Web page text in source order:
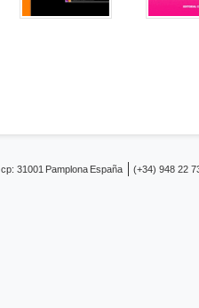
cp: 31001 Pamplona España (+34) 948 22